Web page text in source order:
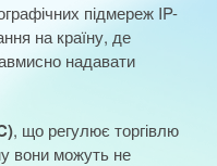
підмереж IP-
на країну, де
надавати
, що регулює торгівлю
вони можуть не